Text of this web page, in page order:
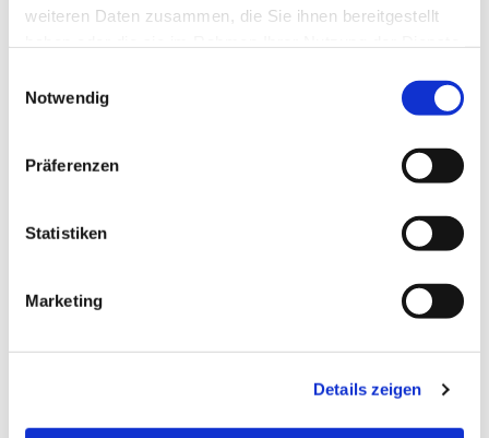
weiteren Daten zusammen, die Sie ihnen bereitgestellt
Notwendig
Präferenzen
Statistiken
Marketing
Details zeigen